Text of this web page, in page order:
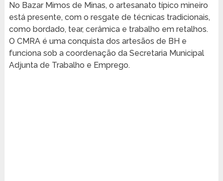
No Bazar Mimos de Minas, o artesanato típico mineiro
está presente, com o resgate de técnicas tradicionais,
como bordado, tear, cerâmica e trabalho em retalhos.
O CMRA é uma conquista dos artesãos de BH e
funciona sob a coordenação da Secretaria Municipal
Adjunta de Trabalho e Emprego.